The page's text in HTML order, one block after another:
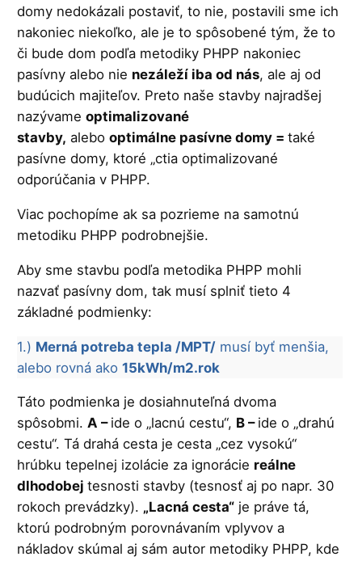
domy nedokázali postaviť, to nie, postavili sme ich
nakoniec niekoľko, ale je to spôsobené tým, že to
či bude dom podľa metodiky PHPP nakoniec
pasívny alebo nie nezáleží iba od nás, ale aj od
budúcich majiteľov. Preto naše stavby najradšej
nazývameoptimalizované
stavby, alebooptimálne pasívne domy =také
pasívne domy, ktoré „ctia optimalizované
odporúčania v PHPP.
Viac pochopíme ak sa pozrieme na samotnú
metodiku PHPP podrobnejšie.
Aby sme stavbu podľa metodika PHPP mohli
nazvať pasívny dom, tak musí splniť tieto 4
základné podmienky:
1.) Merná potreba tepla /MPT/ musí byť menšia,
alebo rovná ako15kWh/m2.rok
Táto podmienka je dosiahnuteľná dvoma
spôsobmi.A – ide o „lacnú cestu“, B – ide o „drahú
cestu“. Tá drahá cesta je cesta „cez vysokú“
hrúbku tepelnej izolácie za ignorácie reálne
dlhodobejtesnosti stavby (tesnosť aj po napr. 30
rokoch prevádzky). „Lacná cesta“ je práve tá,
ktorú podrobným porovnávaním vplyvov a
nákladov skúmal aj sám autor metodiky PHPP, kde